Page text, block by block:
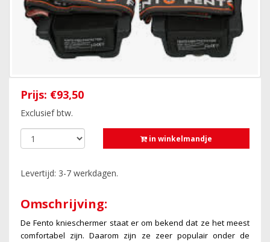
Prijs: €93,50
Exclusief btw.
in winkelmandje
Levertijd: 3-7 werkdagen.
Omschrijving:
De Fento knieschermer staat er om bekend dat ze het meest
comfortabel zijn. Daarom zijn ze zeer populair onder de